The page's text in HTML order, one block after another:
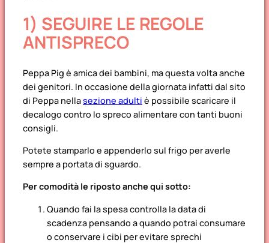
1) SEGUIRE LE REGOLE
ANTISPRECO
Peppa Pig è amica dei bambini, ma questa volta anche
dei genitori. In occasione della giornata infatti dal sito
di Peppa nellasezione adulti è possibile scaricare il
decalogo contro lo spreco alimentare con tanti buoni
consigli.
Potete stamparlo e appenderlo sul frigo per averle
sempre a portata di sguardo.
Per comodità le riposto anche qui sotto:
Quando fai la spesa controlla la data di
scadenza pensando a quando potrai consumare
o conservare i cibi per evitare sprechi